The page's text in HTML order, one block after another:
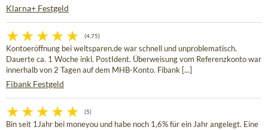
Klarna+ Festgeld
(4,75)
Kontoeröffnung bei weltsparen.de war schnell und unproblematisch.
Dauerte ca. 1 Woche inkl. PostIdent. Überweisung vom Referenzkonto war
innerhalb von 2 Tagen auf dem MHB-Konto. Fibank [...]
Fibank Festgeld
(5)
Bin seit 1Jahr bei moneyou und habe noch 1,6% für ein Jahr angelegt. Eine